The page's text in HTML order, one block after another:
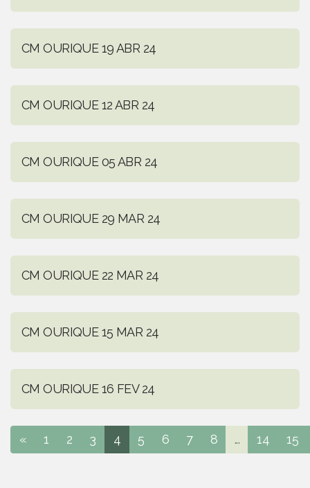
CM OURIQUE 19 ABR 24
CM OURIQUE 12 ABR 24
CM OURIQUE 05 ABR 24
CM OURIQUE 29 MAR 24
CM OURIQUE 22 MAR 24
CM OURIQUE 15 MAR 24
CM OURIQUE 16 FEV 24
« 1 2 3 4 5 6 7 8 ... 14 15